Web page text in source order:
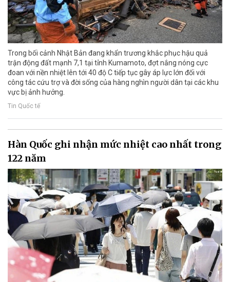
Trong bối cảnh Nhật Bản đang khẩn trương khắc phục hậu quả
trận động đất mạnh 7,1 tại tỉnh Kumamoto, đợt nắng nóng cực
đoan với nền nhiệt lên tới 40 độ C tiếp tục gây áp lực lớn đối với
công tác cứu trợ và đời sống của hàng nghìn người dân tại các khu
vực bị ảnh hưởng.
Tin Quốc tế
Hàn Quốc ghi nhận mức nhiệt cao nhất trong
122 năm